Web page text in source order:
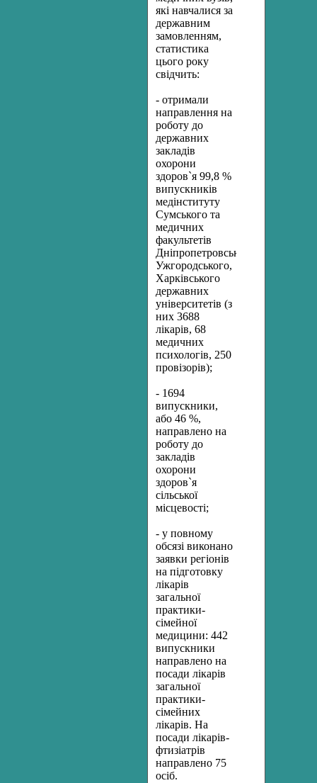
які навчалися за
державним
замовленням,
статистика
цього року
свідчить:
- отримали
направлення на
роботу до
державних
закладів
охорони
здоров`я 99,8 %
випускників
медінституту
Сумського та
медичних
факультетів
Дніпропетровського,
Ужгородського,
Харківського
державних
університетів (з
них 3688
лікарів, 68
медичних
психологів, 250
провізорів);
- 1694
випускники,
або 46 %,
направлено на
роботу до
закладів
охорони
здоров`я
сільської
місцевості;
- у повному
обсязі виконано
заявки регіонів
на підготовку
лікарів
загальної
практики-
сімейної
медицини: 442
випускники
направлено на
посади лікарів
загальної
практики-
сімейних
лікарів. На
посади лікарів-
фтизіатрів
направлено 75
осіб.